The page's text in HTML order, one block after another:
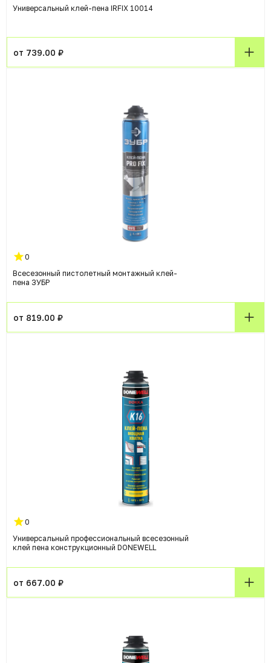
Универсальный клей-пена IRFIX 10014
от 739.00 ₽
0
Всесезонный пистолетный монтажный клей-
пена ЗУБР
от 819.00 ₽
0
Универсальный профессиональный всесезонный
клей пена конструкционный DONEWELL
от 667.00 ₽